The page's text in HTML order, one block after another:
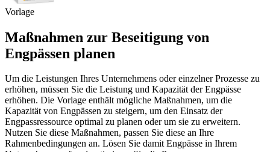
Vorlage
Maßnahmen zur Beseitigung von
Engpässen planen
Um die Leistungen Ihres Unternehmens oder einzelner Prozesse zu
erhöhen, müssen Sie die Leistung und Kapazität der Engpässe
erhöhen. Die Vorlage enthält mögliche Maßnahmen, um die
Kapazität von Engpässen zu steigern, um den Einsatz der
Engpassressource optimal zu planen oder um sie zu erweitern.
Nutzen Sie diese Maßnahmen, passen Sie diese an Ihre
Rahmenbedingungen an. Lösen Sie damit Engpässe in Ihrem